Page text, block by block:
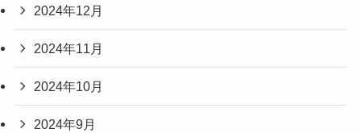
2024年12月
2024年11月
2024年10月
2024年9月